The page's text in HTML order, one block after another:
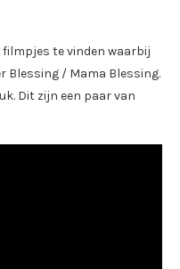
filmpjes te vinden waarbij
Blessing / Mama Blessing.
Dit zijn een paar van